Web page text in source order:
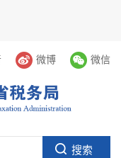
微博 微信